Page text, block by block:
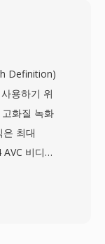
Definition)
용하기 위
화질 녹화
최대
비디오
오를